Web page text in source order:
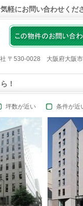
軽にお問い合わせくだ
〒530-0028 大阪府大阪
！
坪数が近い 条件が近